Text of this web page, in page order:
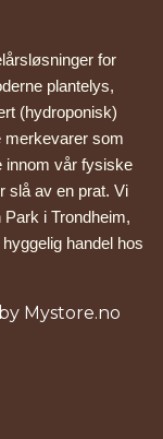
for
plantelys,
(hydroponisk)
innom vår fysiske
slå av en prat. Vi
i Trondheim,
handel hos
Mystore.no